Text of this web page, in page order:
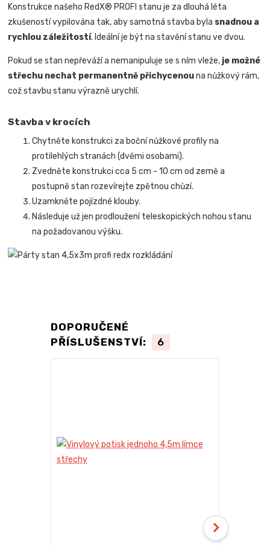
Konstrukce našeho RedX® PROFI stanu je za dlouhá léta
zkušeností vypilována tak, aby samotná stavba byla snadnou a
rychlou záležitostí. Ideální je být na stavění stanu ve dvou.
Pokud se stan nepřeváží a nemanipuluje se s ním vleže, je možné
střechu nechat permanentně přichycenouna nůžkový rám,
což stavbu stanu výrazně urychlí.
Stavba v krocích
Chytněte konstrukci za boční nůžkové profily na
protilehlých stranách (dvěmi osobami).
Zvedněte konstrukci cca 5 cm - 10 cm od země a
postupně stan rozevírejte zpětnou chůzí.
Uzamkněte pojízdné klouby.
Následuje už jen prodloužení teleskopických nohou stanu
na požadovanou výšku.
DOPORUČENÉ
PŘÍSLUŠENSTVÍ:
6